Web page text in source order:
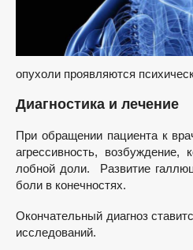
опухоли проявляются
Диагностика и лечение
При обращении пациента к
агрессивность,
лобной доли. Развитие
боли в конечностях.
Окончательный диагноз
исследований.